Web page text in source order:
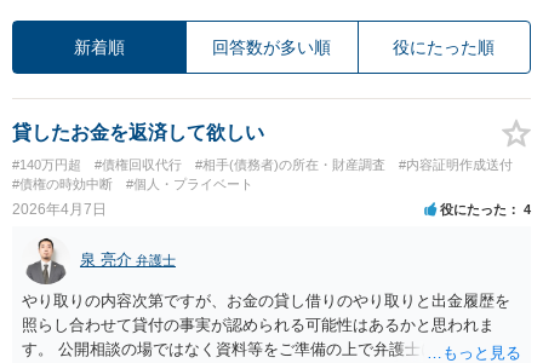
新着順 回答数が多い順 役にたった順
貸したお金を返済して欲しい
#140万円超 #債権回収代行 #相手(債務者)の所在・財産調査
#内容証明作成送付
#債権の時効中断
#個人・プライベート
2026年4月7日 役にたった 4
泉 亮介 弁護士
やり取りの内容次第ですが、お金の貸し借りのやり取りと出金履歴を
照らし合わせて貸付の事実が認められる可能性はあるかと思われま
す。 公開相談の場ではなく資料等をご準備の上で弁護士に個別相談さ